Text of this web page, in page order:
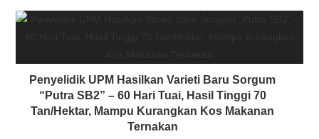
Penyelidik UPM Hasilkan Varieti Baru Sorgum
“Putra SB2” – 60 Hari Tuai, Hasil Tinggi 70
Tan/Hektar, Mampu Kurangkan Kos Makanan
Ternakan